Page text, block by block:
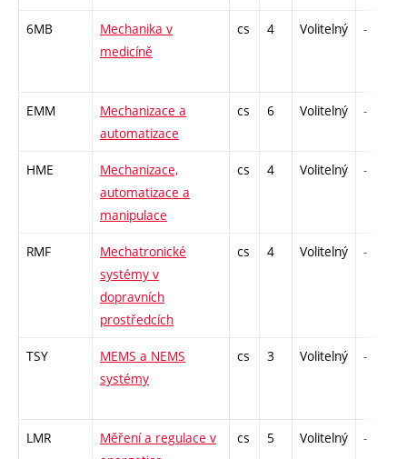
6MB
Mechanika v
medicíně
cs 4 Volitelný -
EMM
Mechanizace a
automatizace
cs 6 Volitelný -
HME
Mechanizace,
automatizace a
manipulace
cs 4 Volitelný -
RMF
Mechatronické
systémy v
dopravních
prostředcích
cs 4 Volitelný -
TSY
MEMS a NEMS
systémy
cs 3 Volitelný -
LMR
Měření a regulace v
cs 5 Volitelný -